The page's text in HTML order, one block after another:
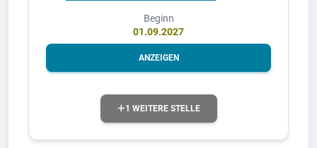
Beginn
01.09.2027
ANZEIGEN
1 WEITERE STELLE